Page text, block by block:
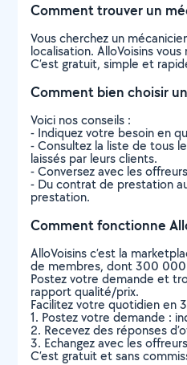
Comment trouver un
Vous cherchez un
localisation. AlloVoisins
C’est gratuit, simple et
Comment bien choisir
Voici nos conseils :
- Indiquez votre besoin en
- Consultez la liste de tous
laissés par leurs clients.
- Conversez avec les
- Du contrat de prestation
prestation.
Comment fonctionne
AlloVoisins c’est la
de membres, dont 300 000
Postez votre demande et
rapport qualité/prix.
Facilitez votre quotidien en
1. Postez votre demande :
2. Recevez des réponses
3. Echangez avec les
C’est gratuit et sans